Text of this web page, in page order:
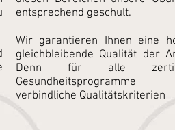
entsprechend geschult.
Wir garantieren Ihnen eine
gleichbleibende Qualität der
Denn für alle
Gesundheitsprogramme
verbindliche Qualitätskriterien